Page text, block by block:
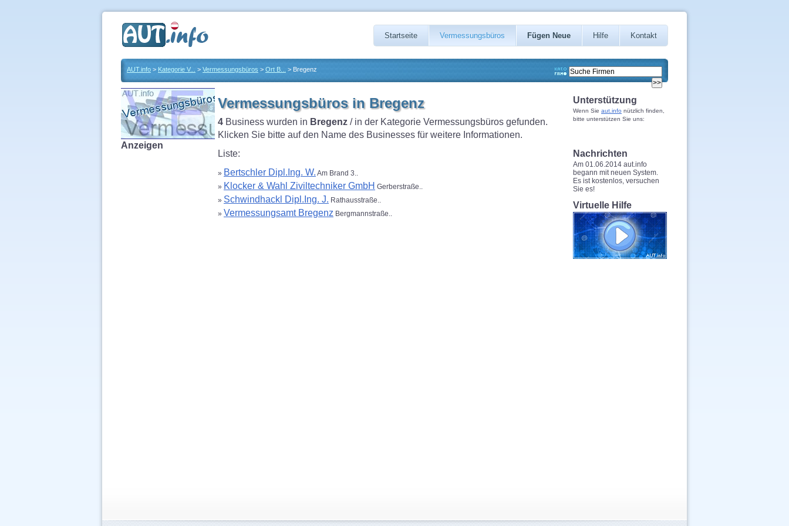
Startseite Vermessungsbüros Fügen Neue Hilfe Kontakt
AUT.info > Kategorie V... > Vermessungsbüros > Ort B... > Bregenz
Anzeigen
Vermessungsbüros in Bregenz
4 Business wurden in Bregenz / in der Kategorie Vermessungsbüros gefunden.
Klicken Sie bitte auf den Name des Businesses für weitere Informationen.
Liste:
» Bertschler Dipl.Ing. W. Am Brand 3..
» Klocker & Wahl Ziviltechniker GmbH Gerberstraße..
» Schwindhackl Dipl.Ing. J. Rathausstraße..
» Vermessungsamt Bregenz Bergmannstraße..
Unterstützung
Wenn Sie aut.info nützlich finden,
bitte unterstützen Sie uns:
Nachrichten
Am 01.06.2014 aut.info
begann mit neuen System.
Es ist kostenlos, versuchen
Sie es!
Virtuelle Hilfe